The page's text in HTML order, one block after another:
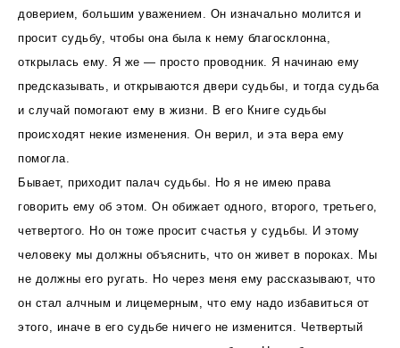
доверием, большим уважением. Он изначально молится и
просит судьбу, чтобы она была к нему благосклонна,
открылась ему. Я же — просто проводник. Я начинаю ему
предсказывать, и открываются двери судьбы, и тогда судьба
и случай помогают ему в жизни. В его Книге судьбы
происходят некие изменения. Он верил, и эта вера ему
помогла.
Бывает, приходит палач судьбы. Но я не имею права
говорить ему об этом. Он обижает одного, второго, третьего,
четвертого. Но он тоже просит счастья у судьбы. И этому
человеку мы должны объяснить, что он живет в пороках. Мы
не должны его ругать. Но через меня ему рассказывают, что
он стал алчным и лицемерным, что ему надо избавиться от
этого, иначе в его судьбе ничего не изменится. Четвертый